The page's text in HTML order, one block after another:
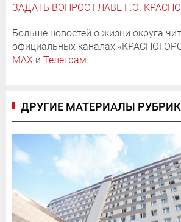
ЗАДАТЬ ВОПРОС ГЛАВЕ Г.О.
Больше новостей о жизни округа
официальных каналах
MAX и Телеграм.
ДРУГИЕ МАТЕРИАЛЫ